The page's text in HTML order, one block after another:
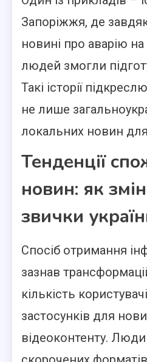
Запоріжжя, де
новині про аварію на
людей змогли
Такі історії
не лише
локальних новин
Тенденції
новин: як
звички
Спосіб отримання
зазнав
кількість
застосунків для
відеоконтенту.